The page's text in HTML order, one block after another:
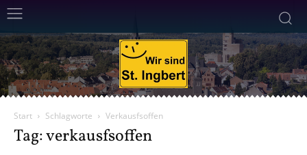
Start Schlagworte Verkausfsoffen
Tag: verkausfsoffen